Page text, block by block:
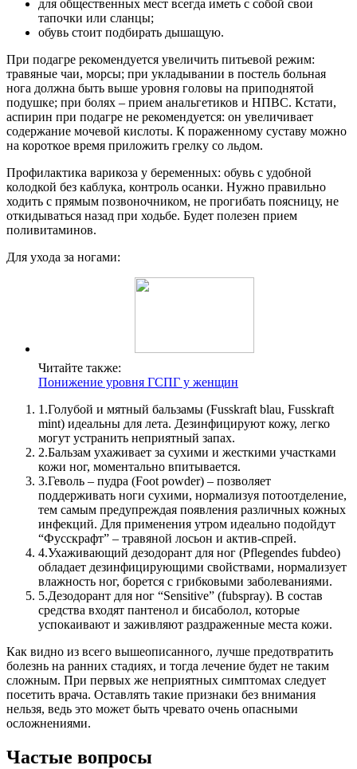
для общественных мест всегда иметь с собой свои
тапочки или сланцы;
обувь стоит подбирать дышащую.
При подагре рекомендуется увеличить питьевой режим:
травяные чаи, морсы; при укладывании в постель больная
нога должна быть выше уровня головы на приподнятой
подушке; при болях – прием анальгетиков и НПВС. Кстати,
аспирин при подагре не рекомендуется: он увеличивает
содержание мочевой кислоты. К пораженному суставу можно
на короткое время приложить грелку со льдом.
Профилактика варикоза у беременных: обувь с удобной
колодкой без каблука, контроль осанки. Нужно правильно
ходить с прямым позвоночником, не прогибать поясницу, не
откидываться назад при ходьбе. Будет полезен прием
поливитаминов.
Для ухода за ногами:
Читайте также:
Понижение уровня ГСПГ у женщин
1.Голубой и мятный бальзамы (Fusskraft blau, Fusskraft
mint) идеальны для лета. Дезинфицируют кожу, легко
могут устранить неприятный запах.
2.Бальзам ухаживает за сухими и жесткими участками
кожи ног, моментально впитывается.
3.Геволь – пудра (Foot powder) – позволяет
поддерживать ноги сухими, нормализуя потоотделение,
тем самым предупреждая появления различных кожных
инфекций. Для применения утром идеально подойдут
“Фусскрафт” – травяной лосьон и актив-спрей.
4.Ухаживающий дезодорант для ног (Pflegendes fubdeo)
обладает дезинфицирующими свойствами, нормализует
влажность ног, борется с грибковыми заболеваниями.
5.Дезодорант для ног “Sensitive” (fubspray). В состав
средства входят пантенол и бисаболол, которые
успокаивают и заживляют раздраженные места кожи.
Как видно из всего вышеописанного, лучше предотвратить
болезнь на ранних стадиях, и тогда лечение будет не таким
сложным. При первых же неприятных симптомах следует
посетить врача. Оставлять такие признаки без внимания
нельзя, ведь это может быть чревато очень опасными
осложнениями.
Частые вопросы